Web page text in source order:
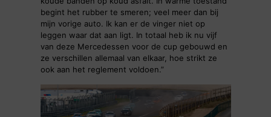
begint het rubber te smeren; veel meer dan bij
mijn vorige auto. Ik kan er de vinger niet op
leggen waar dat aan ligt. In totaal heb ik nu vijf
van deze Mercedessen voor de cup gebouwd en
ze verschillen allemaal van elkaar, hoe strikt ze
ook aan het reglement voldoen.”